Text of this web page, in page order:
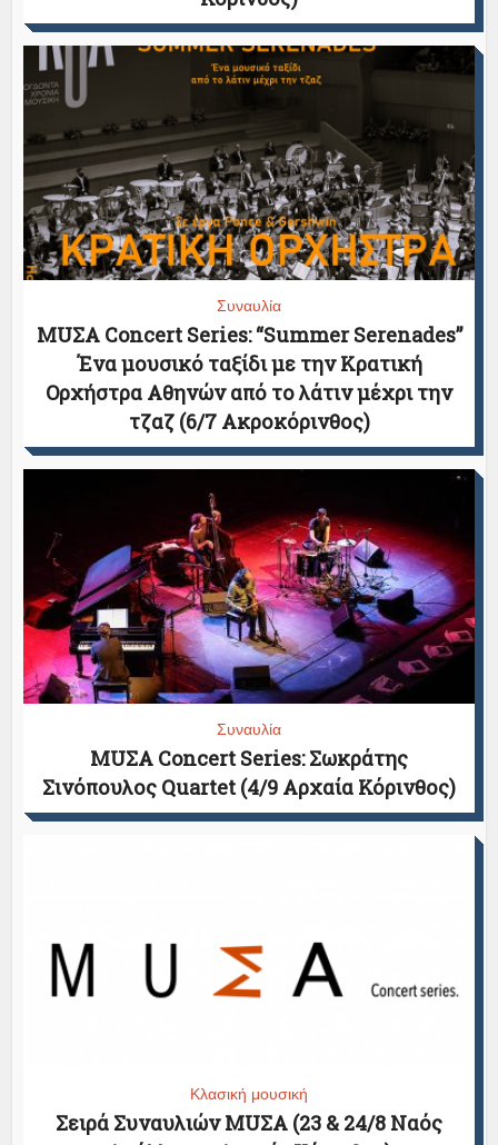
Συναυλία
ΜUΣΑ Concert Series: “Summer Serenades”
Ένα μουσικό ταξίδι με την Κρατική
Ορχήστρα Αθηνών από το λάτιν μέχρι την
τζαζ (6/7 Ακροκόρινθος)
Συναυλία
MUΣΑ Concert Series: Σωκράτης
Σινόπουλος Quartet (4/9 Αρχαία Κόρινθος)
Κλασική μουσική
Σειρά Συναυλιών MUΣΑ (23 & 24/8 Ναός